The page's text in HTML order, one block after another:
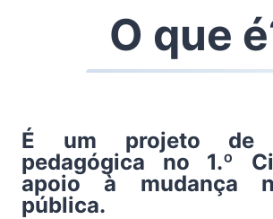
O que
É um projeto de
pedagógica no 1.º
apoio à mudança
pública.